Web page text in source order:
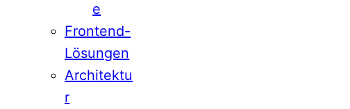
e
Frontend-
Lösungen
Architektu
r